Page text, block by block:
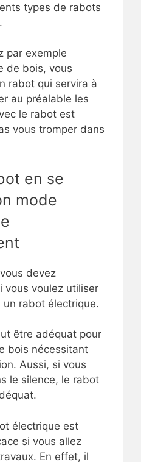
types de rabots
par exemple
de bois, vous
rabot qui servira à
au préalable les
le rabot est
vous tromper dans
en se
mode
devez
vous voulez utiliser
rabot électrique.
être adéquat pour
bois nécessitant
Aussi, si vous
le silence, le rabot
électrique est
si vous allez
En effet, il